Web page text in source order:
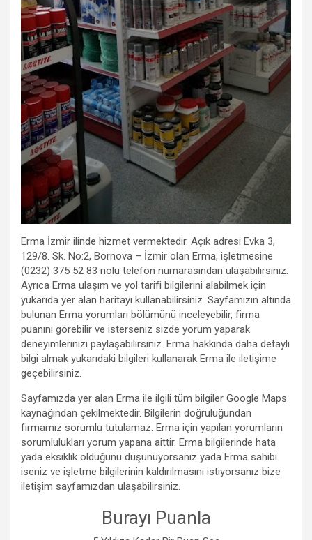
Erma İzmir ilinde hizmet vermektedir. Açık adresi Evka 3,
129/8. Sk. No:2, Bornova – İzmir olan Erma, işletmesine
(0232) 375 52 83 nolu telefon numarasından ulaşabilirsiniz.
Ayrıca Erma ulaşım ve yol tarifi bilgilerini alabilmek için
yukarıda yer alan haritayı kullanabilirsiniz. Sayfamızın altında
bulunan Erma yorumları bölümünü inceleyebilir, firma
puanını görebilir ve isterseniz sizde yorum yaparak
deneyimlerinizi paylaşabilirsiniz. Erma hakkında daha detaylı
bilgi almak yukarıdaki bilgileri kullanarak Erma ile iletişime
geçebilirsiniz.
Sayfamızda yer alan Erma ile ilgili tüm bilgiler Google Maps
kaynağından çekilmektedir. Bilgilerin doğruluğundan
firmamız sorumlu tutulamaz. Erma için yapılan yorumların
sorumlulukları yorum yapana aittir. Erma bilgilerinde hata
yada eksiklik olduğunu düşünüyorsanız yada Erma sahibi
iseniz ve işletme bilgilerinin kaldırılmasını istiyorsanız bize
iletişim sayfamızdan ulaşabilirsiniz.
Burayı Puanla